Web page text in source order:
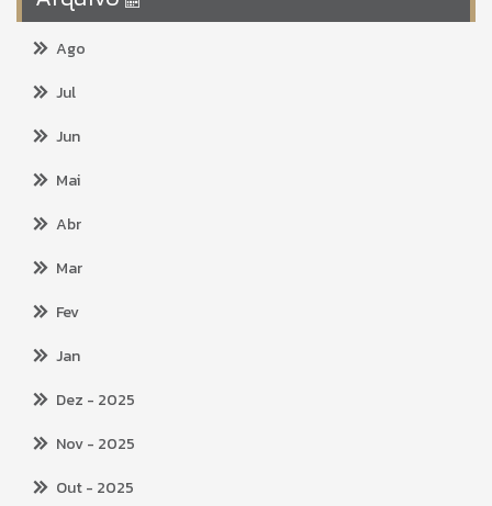
Ago
Jul
Jun
Mai
Abr
Mar
Fev
Jan
Dez - 2025
Nov- 2025
Out- 2025